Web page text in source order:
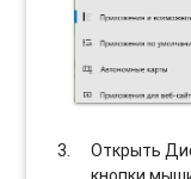
Открыть